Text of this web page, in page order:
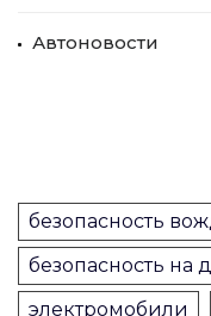
Автоновости
безопасность
безопасность на
электромобили